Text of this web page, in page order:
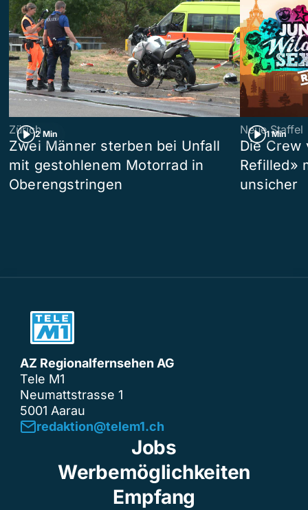
2 Min
Zürich
Zwei Männer sterben bei Unfall
mit gestohlenem Motorrad in
Oberengstringen
1 Min
Neue Staffel
Die Crew
Refilled»
unsicher
AZ Regionalfernsehen AG
Tele M1
Neumattstrasse 1
5001 Aarau
redaktion@telem1.ch
Jobs
Werbemöglichkeiten
Empfang